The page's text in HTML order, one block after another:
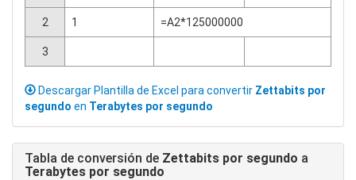
2 1 =A2*125000000
3
Descargar Plantilla de Excel para convertir Zettabits por
segundo en Terabytes por segundo
Tabla de conversión de Zettabits por segundo a
Terabytes por segundo